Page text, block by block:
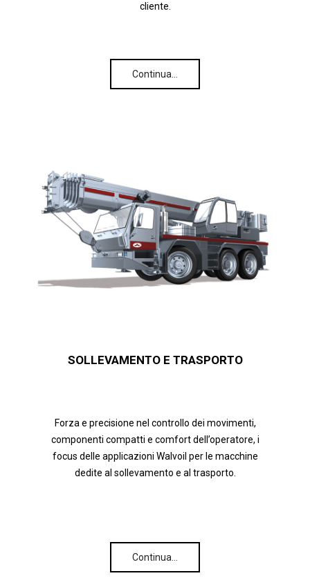
cliente.
Continua…
SOLLEVAMENTO E TRASPORTO
Forza e precisione nel controllo dei movimenti,
componenti compatti e comfort dell’operatore, i
focus delle applicazioni Walvoil per le macchine
dedite al sollevamento e al trasporto.
Continua…